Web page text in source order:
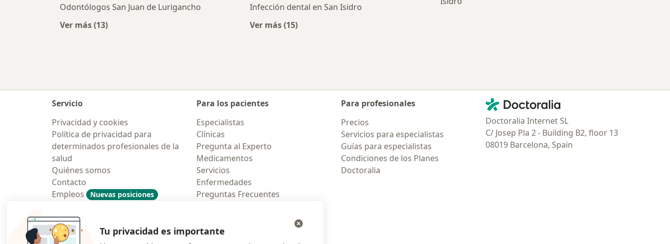
Odontólogos San Juan de Lurigancho
Ver más (13)
Infección dental en San Isidro
Ver más (15)
Servicio
Privacidad y cookies
Política de privacidad para
determinados profesionales de la
salud
Quiénes somos
Contacto
Empleos
Nuevas posiciones
Contratación
Para los pacientes
Especialistas
Clínicas
Pregunta al Experto
Medicamentos
Servicios
Enfermedades
Preguntas Frecuentes
Para profesionales
Precios
Servicios para especialistas
Guías para especialistas
Condiciones de los Planes
Doctoralia
Contacto
Doctoralia - Página de inicio
Doctoralia Internet SL
C/ Josep Pla 2 - Building B2, floor 13
08019 Barcelona, Spain
Tu privacidad es importante